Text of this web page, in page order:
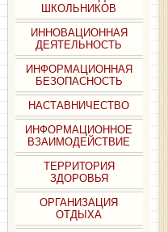
ШКОЛЬНИКОВ
ИННОВАЦИОННАЯ
ДЕЯТЕЛЬНОСТЬ
ИНФОРМАЦИОННАЯ
БЕЗОПАСНОСТЬ
НАСТАВНИЧЕСТВО
ИНФОРМАЦИОННОЕ
ВЗАИМОДЕЙСТВИЕ
ТЕРРИТОРИЯ
ЗДОРОВЬЯ
ОРГАНИЗАЦИЯ
ОТДЫХА